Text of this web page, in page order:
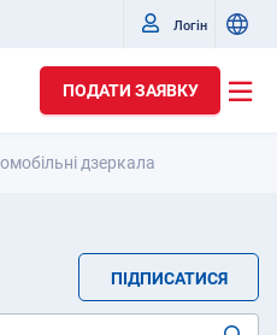
Логін
ПОДАТИ ЗАЯВКУ
дзеркала
ПІДПИСАТИСЯ